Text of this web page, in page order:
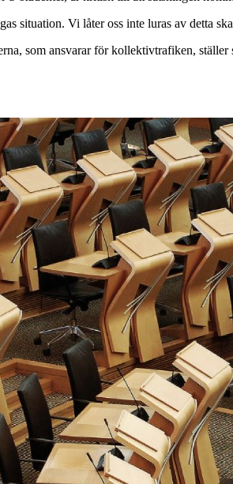
situation. Vi låter oss inte luras av detta
som ansvarar för kollektivtrafiken,